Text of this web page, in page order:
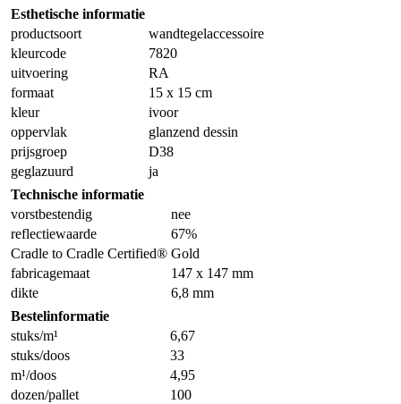
Esthetische informatie
productsoort
wandtegelaccessoire
kleurcode
7820
uitvoering
RA
formaat
15 x 15 cm
kleur
ivoor
oppervlak
glanzend dessin
prijsgroep
D38
geglazuurd
ja
Technische informatie
vorstbestendig
nee
reflectiewaarde
67%
Cradle to Cradle Certified® Gold
fabricagemaat
147 x 147 mm
dikte
6,8 mm
Bestelinformatie
stuks/m¹
6,67
stuks/doos
33
m¹/doos
4,95
dozen/pallet
100